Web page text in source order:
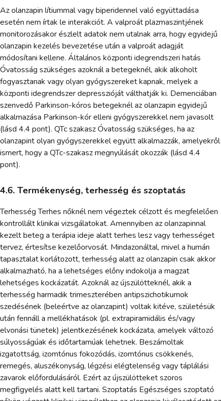
Az olanzapin lítiummal vagy biperidennel való együttadása
esetén nem írtak le interakciót. A valproát plazmaszintjének
monitorozásakor észlelt adatok nem utalnak arra, hogy egyidejű
olanzapin kezelés bevezetése után a valproát adagját
módosítani kellene. Általános központi idegrendszeri hatás
Óvatosság szükséges azoknál a betegeknél, akik alkoholt
fogyasztanak vagy olyan gyógyszereket kapnak, melyek a
központi idegrendszer depresszióját válthatják ki. Demenciában
szenvedő Parkinson-kóros betegeknél az olanzapin egyidejű
alkalmazása Parkinson-kór elleni gyógyszerekkel nem javasolt
(lásd 4.4 pont). QTc szakasz Óvatosság szükséges, ha az
olanzapint olyan gyógyszerekkel együtt alkalmazzák, amelyekről
ismert, hogy a QTc-szakasz megnyúlását okozzák (lásd 4.4
pont).
4.6. Termékenység, terhesség és szoptatás
Terhesség Terhes nőknél nem végeztek célzott és megfelelően
kontrollált klinikai vizsgálatokat. Amennyiben az olanzapinnal
kezelt beteg a terápia ideje alatt terhes lesz vagy terhességet
tervez, értesítse kezelőorvosát. Mindazonáltal, mivel a humán
tapasztalat korlátozott, terhesség alatt az olanzapin csak akkor
alkalmazható, ha a lehetséges előny indokolja a magzat
lehetséges kockázatát. Azoknál az újszülötteknél, akik a
terhesség harmadik trimeszterében antipszichotikumok
szedésének (beleértve az olanzapint) voltak kitéve, születésük
után fennáll a mellékhatások (pl. extrapiramidális és/vagy
elvonási tünetek) jelentkezésének kockázata, amelyek változó
súlyosságúak és időtartamúak lehetnek. Beszámoltak
izgatottság, izomtónus fokozódás, izomtónus csökkenés,
remegés, aluszékonyság, légzési elégtelenség vagy táplálási
zavarok előfordulásáról. Ezért az újszülötteket szoros
megfigyelés alatt kell tartani. Szoptatás Egészséges szoptató